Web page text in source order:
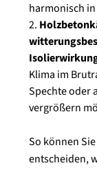
harmonisch
Klima im
Spechte oder
vergrößern
So können
entscheiden,